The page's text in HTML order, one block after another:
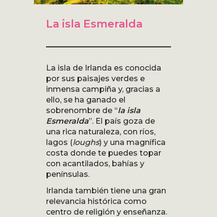
La isla Esmeralda
La isla de Irlanda es conocida
por sus paisajes verdes e
inmensa campiña y, gracias a
ello, se ha ganado el
sobrenombre de “la isla
Esmeralda”. El país goza de
una rica naturaleza, con ríos,
lagos (loughs) y una magnífica
costa donde te puedes topar
con acantilados, bahías y
penínsulas.
Irlanda también tiene una gran
relevancia histórica como
centro de religión y enseñanza.